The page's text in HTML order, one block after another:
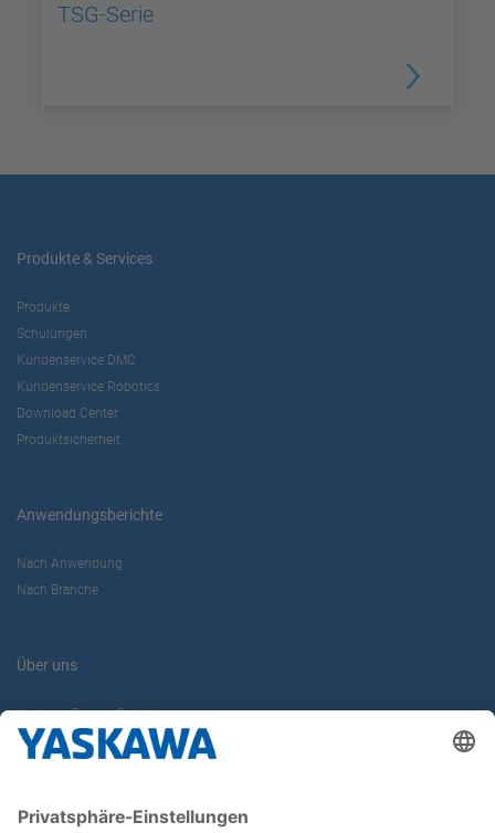
TSG-Serie
Produkte & Services
Produkte
Schulungen
Kundenservice DMC
Kundenservice Robotics
Download Center
Produktsicherheit
Anwendungsberichte
Nach Anwendung
Nach Branche
Über uns
Yaskawa Europe GmbH
Karriere
Newsletter